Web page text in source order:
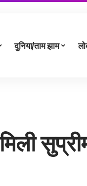
दुनिया/ताम झाम